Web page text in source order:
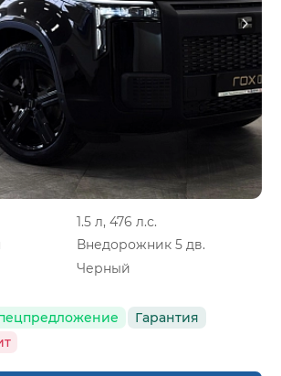
1.5 л, 476 л.с.
Внедорожник 5 дв.
Черный
Гарантия